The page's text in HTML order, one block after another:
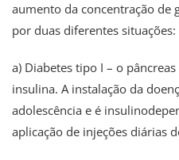
aumento da concentração de
por duas diferentes situações:
a) Diabetes tipo I – o
insulina. A instalação da
adolescência e é
aplicação de injeções diárias